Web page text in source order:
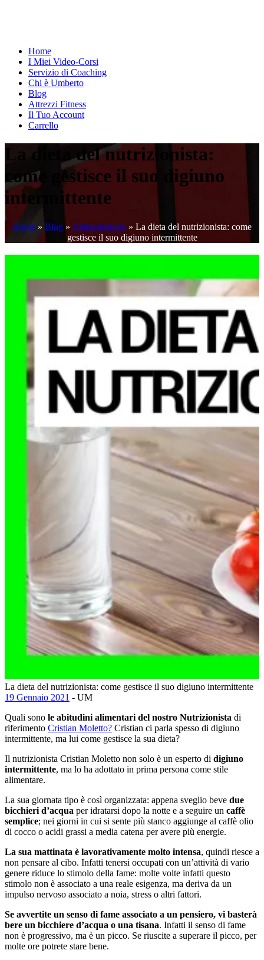
Home
I Miei Video-Corsi
Servizio di Coaching
Chi è Umberto
Blog
Attrezzi Fitness
Il Tuo Account
Carrello
La dieta del nutrizionista:
come gestisce il suo digiuno
intermittente
Home » Blog » Alimentazione » La dieta del nutrizionista: come
gestisce il suo digiuno intermittente
La dieta del nutrizionista: come gestisce il suo digiuno intermittente
19 Gennaio 2021 - UM
Quali sono le abitudini alimentari del nostro Nutrizionista di
riferimento Cristian Moletto? Cristian ci parla spesso di digiuno
intermittente, ma lui come gestisce la sua dieta?
Il nutrizionista Cristian Moletto non solo è un esperto di digiuno
intermittente, ma lo ha adottato in prima persona come stile
alimentare.
La sua giornata tipo è così organizzata: appena sveglio beve due
bicchieri d’acqua per idratarsi dopo la notte e a seguire un caffè
semplice; nei giorni in cui si sente più stanco aggiunge al caffè olio
di cocco o acidi grassi a media catena per avere più energie.
La sua mattinata è lavorativamente molto intensa, quindi riesce a
non pensare al cibo. Infatti tenersi occupati con un’attività di vario
genere riduce lo stimolo della fame: molte volte infatti questo
stimolo non è associato a una reale esigenza, ma deriva da un
impulso nervoso associato a noia, stress o altri fattori.
Se avvertite un senso di fame associato a un pensiero, vi basterà
bere un bicchiere d’acqua o una tisana. Infatti il senso di fame
non è progressivo, ma è un picco. Se riuscite a superare il picco, per
molte ore potrete stare bene.